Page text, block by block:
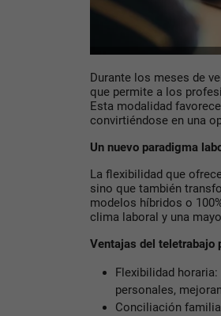
Durante los meses de
que permite a los
Esta modalidad
convirtiéndose en una
Un nuevo paradigma
La flexibilidad que
sino que también
modelos híbridos o
clima laboral y una
Ventajas del teletrabajo
Flexibilidad
personales,
Conciliación